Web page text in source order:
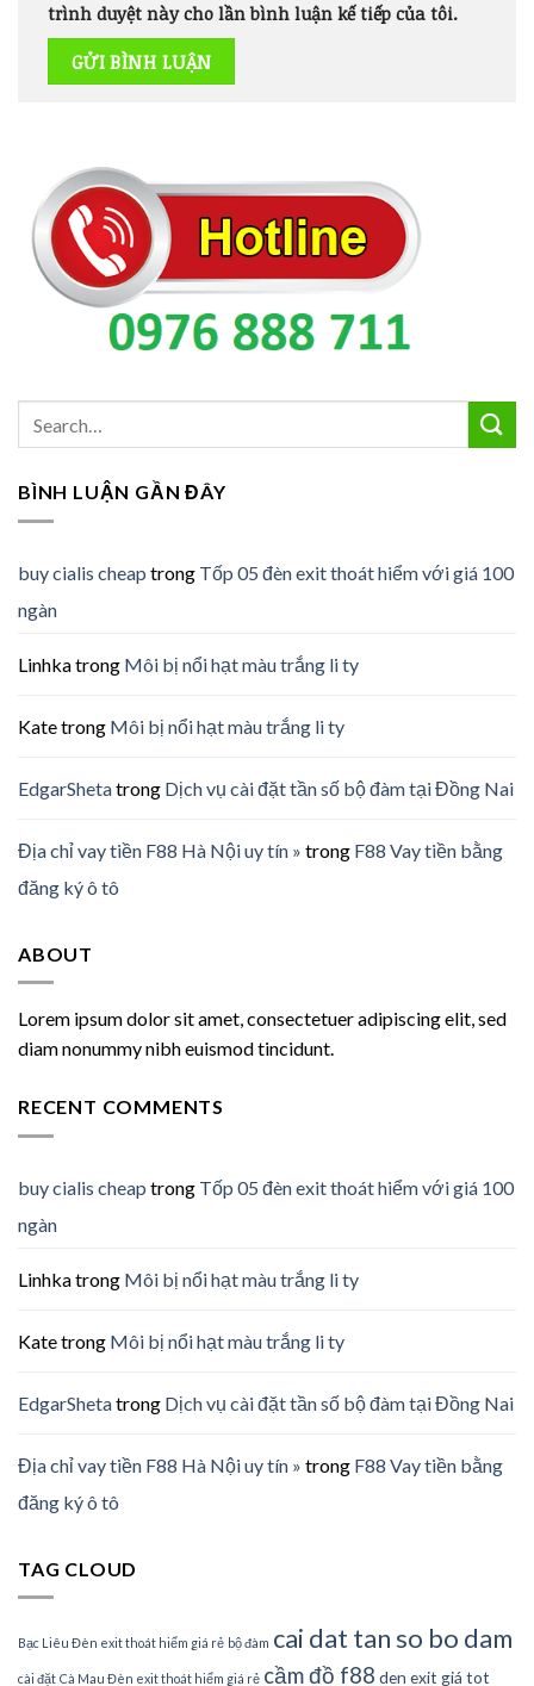
trình duyệt này cho lần bình luận kế tiếp của tôi.
BÌNH LUẬN GẦN ĐÂY
buy cialis cheap trong Tốp 05 đèn exit thoát hiểm với giá 100
ngàn
Linhkatrong Môi bị nổi hạt màu trắng li ty
Katetrong Môi bị nổi hạt màu trắng li ty
EdgarShetatrong Dịch vụ cài đặt tần số bộ đàm tại Đồng Nai
Địa chỉ vay tiền F88 Hà Nội uy tín » trong F88 Vay tiền bằng
đăng ký ô tô
ABOUT
Lorem ipsum dolor sit amet, consectetuer adipiscing elit, sed
diam nonummy nibh euismod tincidunt.
RECENT COMMENTS
buy cialis cheap trong Tốp 05 đèn exit thoát hiểm với giá 100
ngàn
Linhkatrong Môi bị nổi hạt màu trắng li ty
Katetrong Môi bị nổi hạt màu trắng li ty
EdgarShetatrong Dịch vụ cài đặt tần số bộ đàm tại Đồng Nai
Địa chỉ vay tiền F88 Hà Nội uy tín » trong F88 Vay tiền bằng
đăng ký ô tô
TAG CLOUD
Bạc Liêu Đèn exit thoát hiểm giá rẻ bộ đàm cai dat tan so bo dam
cài đặt Cà Mau Đèn exit thoát hiểm giá rẻ cầm đồ f88 den exit giá tot